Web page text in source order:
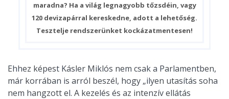
maradna? Ha a világ legnagyobb tőzsdéin, vagy
120 devizapárral kereskedne, adott a lehetőség.
Tesztelje rendszerünket kockázatmentesen!
Ehhez képest Kásler Miklós nem csak a Parlamentben,
már korrában is arról beszél, hogy „ilyen utasítás soha
nem hangzott el. A kezelés és az intenzív ellátás